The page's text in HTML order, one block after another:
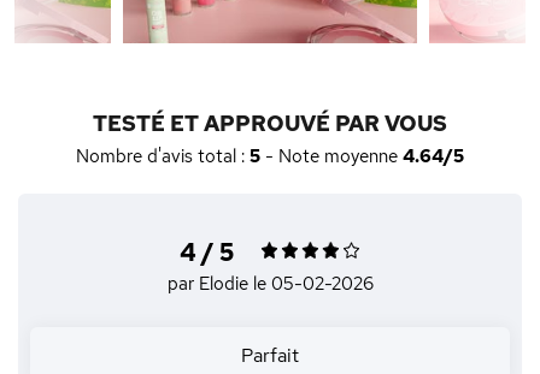
TESTÉ ET APPROUVÉ PAR VOUS
Nombre d'avis total : 5 - Note moyenne 4.64/5
4 / 5
par Elodie le 05-02-2026
Parfait